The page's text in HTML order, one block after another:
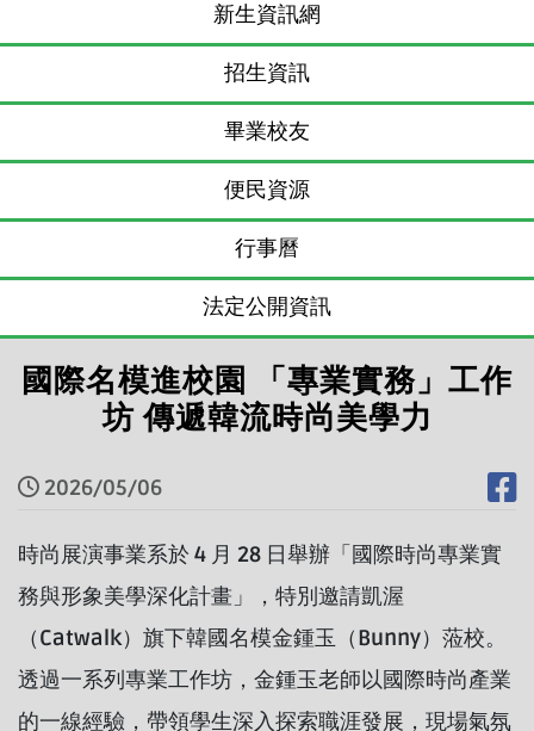
新生資訊網
招生資訊
畢業校友
便民資源
行事曆
法定公開資訊
國際名模進校園 「專業實務」工作
坊 傳遞韓流時尚美學力
2026/05/06
時尚展演事業系於 4 月 28 日舉辦「國際時尚專業實
務與形象美學深化計畫」，特別邀請凱渥
（Catwalk）旗下韓國名模金鍾玉（Bunny）蒞校。
透過一系列專業工作坊，金鍾玉老師以國際時尚產業
的一線經驗，帶領學生深入探索職涯發展，現場氣氛